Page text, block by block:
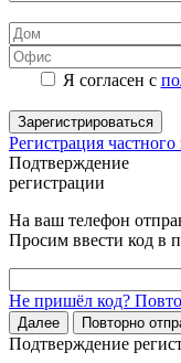
Я согласен с
Зарегистрироваться
Регистрация частного
Подтверждение
регистрации
На ваш телефон
Просим ввести код в
Не пришёл код?
Далее Повторно
Подтверждение